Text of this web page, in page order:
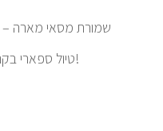
שמורת מסאי מארה –
טיול ספארי בקניה – חוויה פראית של פעם בחיים!